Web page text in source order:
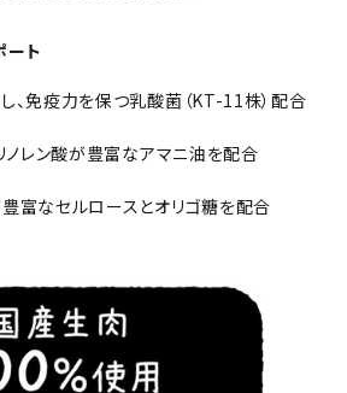
ト
し、免疫力を保つ乳酸菌（KT-11株）配合
リノレン酸が豊富なアマニ油を配合
豊富なセルロースとオリゴ糖を配合